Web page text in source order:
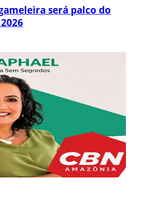
será palco do